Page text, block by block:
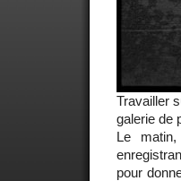
Travailler
galerie de
Le
pour